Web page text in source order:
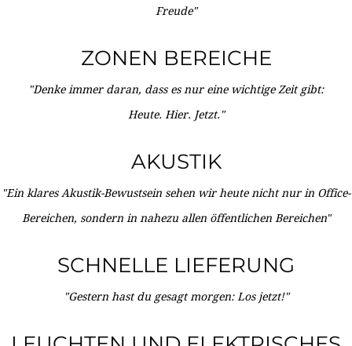
Freude"
ZONEN BEREICHE
"Denke immer daran, dass es nur eine wichtige Zeit gibt:
Heute. Hier. Jetzt."
AKUSTIK
"Ein klares Akustik-Bewustsein sehen wir heute nicht nur in Office-
Bereichen, sondern in nahezu allen öffentlichen Bereichen"
SCHNELLE LIEFERUNG
"Gestern hast du gesagt morgen: Los jetzt!"